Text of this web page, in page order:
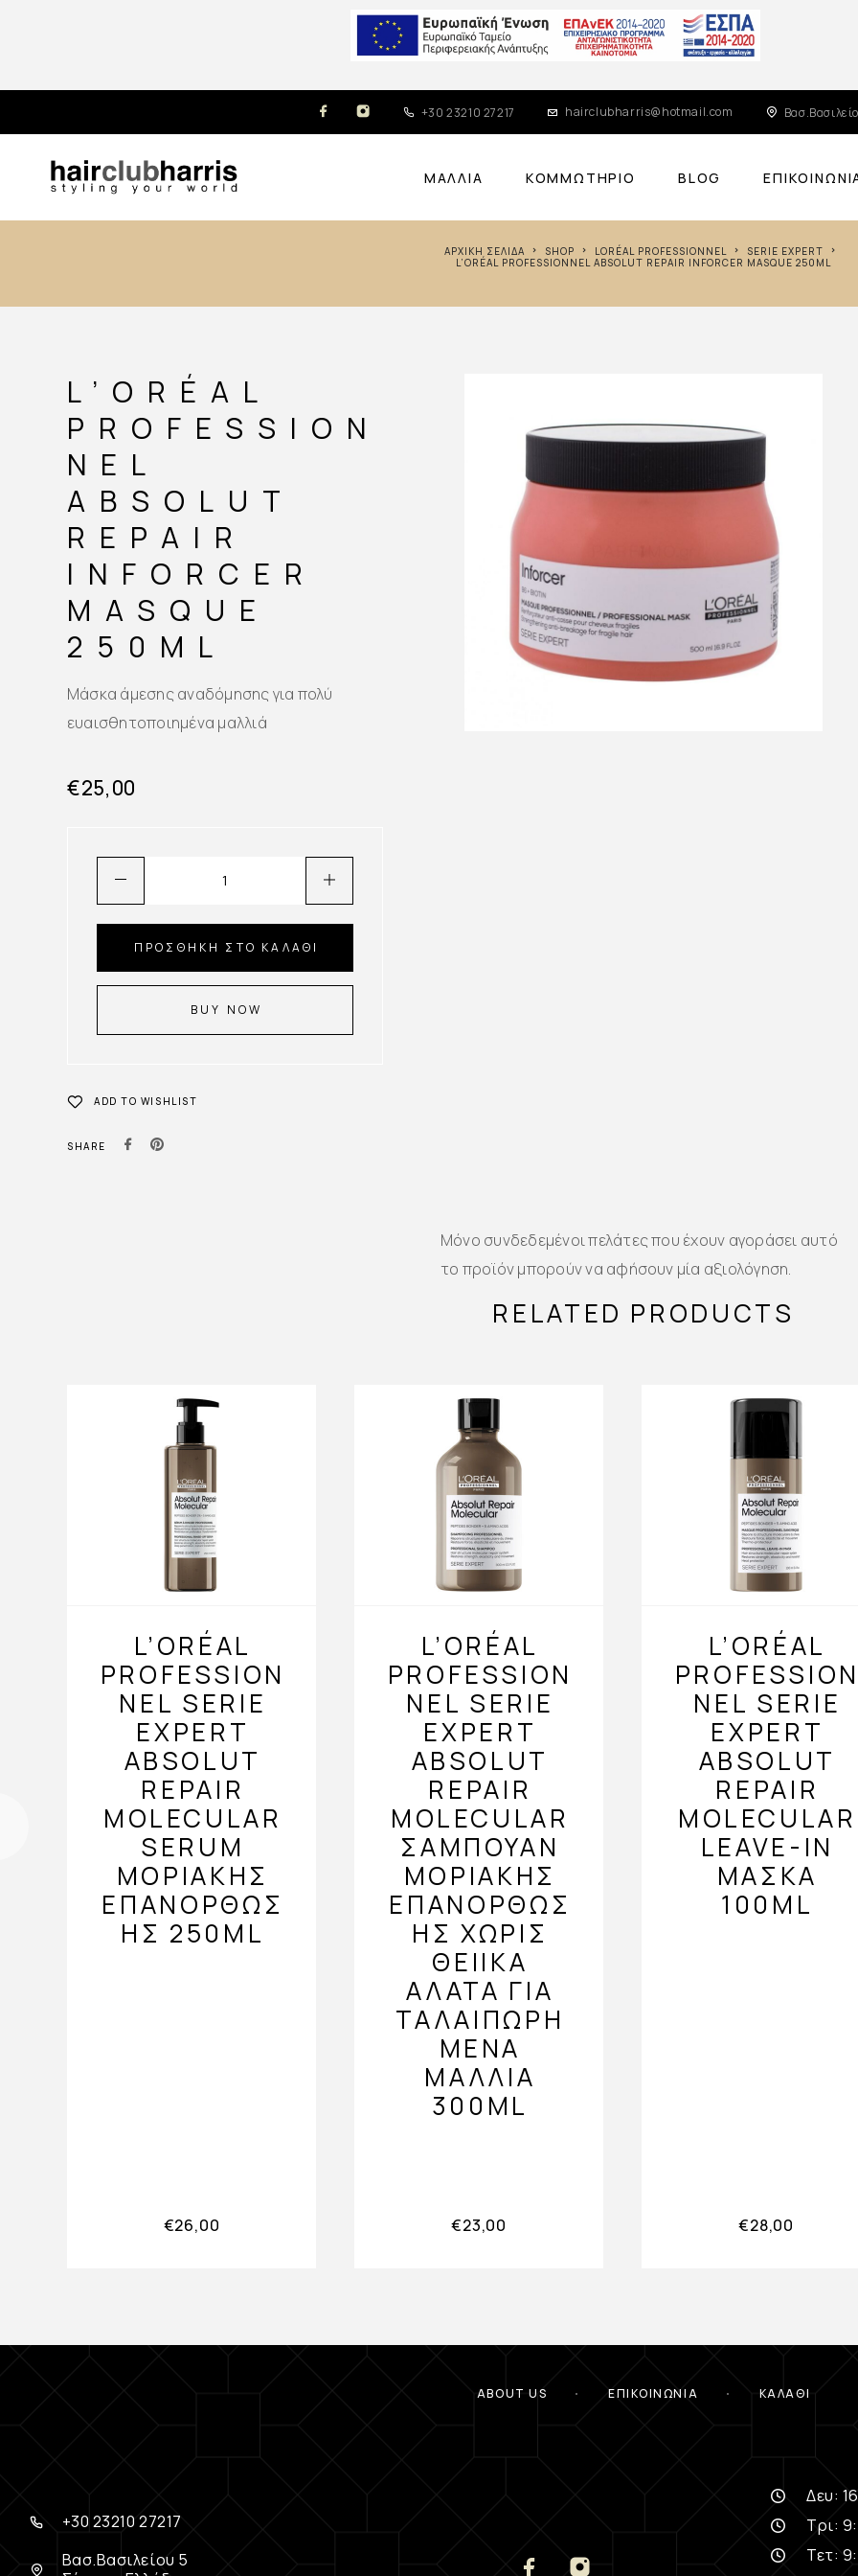
+30 23210 27217 hairclubharris@hotmail.com
ΜΑΛΛΙΆ ΚΟΜΜΩΤΉΡΙΟ BLOG
ΑΡΧΙΚΉ ΣΕΛΊΔΑ SHOP LORÉAL PROFESSIONNEL
SERIE EXPERT
L’ORÉAL PROFESSIONNEL ABSOLUT REPAIR INFORCER MASQUE 250ML
L’ORÉAL
PROFESSION
NEL
ABSOLUT
REPAIR
INFORCER
MASQUE
250ML
Μάσκα άμεσης αναδόμησης για πολύ
ευαισθητοποιημένα μαλλιά
€25,00
ΠΡΟΣΘΉΚΗ ΣΤΟ ΚΑΛΆΘΙ
BUY NOW
ADD TO WISHLIST
SHARE
Μόνο συνδεδεμένοι πελάτες που έχουν αγοράσει αυτό
το προϊόν μπορούν να αφήσουν μία αξιολόγηση.
RELATED PRODUCTS
L’ORÉAL
PROFESSION
NEL SERIE
EXPERT
ABSOLUT
REPAIR
MOLECULAR
SERUM
ΜΟΡΙΑΚΉΣ
ΕΠΑΝΌΡΘΩΣ
ΗΣ 250ML
€26,00
L’ORÉAL
PROFESSION
NEL SERIE
EXPERT
ABSOLUT
REPAIR
MOLECULAR
ΣΑΜΠΟΥΆΝ
ΜΟΡΙΑΚΉΣ
ΕΠΑΝΌΡΘΩΣ
ΗΣ ΧΩΡΊΣ
ΘΕΙΙΚΆ
ΆΛΑΤΑ ΓΙΑ
ΤΑΛΑΙΠΩΡΗ
ΜΈΝΑ
ΜΑΛΛΙΆ
300ML
€23,00
L’ORÉAL
PROFESSION
NEL SERIE
EXPERT
ABSOLUT
REPAIR
MOLECULAR
LEAVE-IN
ΜΆΣΚΑ
100ML
€28,00
ABOUT US ΕΠΙΚΟΙΝΩΝΊΑ ΚΑΛΆΘΙ
+30 23210 27217
Βασ.Βασιλείου 5
Δευ:
Τρι:
Τετ: